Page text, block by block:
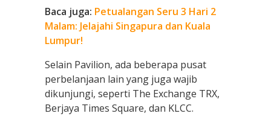
Baca juga: Petualangan Seru 3 Hari 2
Malam: Jelajahi Singapura dan Kuala
Lumpur!
Selain Pavilion, ada beberapa pusat
perbelanjaan lain yang juga wajib
dikunjungi, seperti The Exchange TRX,
Berjaya Times Square, dan KLCC.